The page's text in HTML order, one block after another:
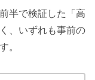
半で検証した「高
、いずれも事前の
。